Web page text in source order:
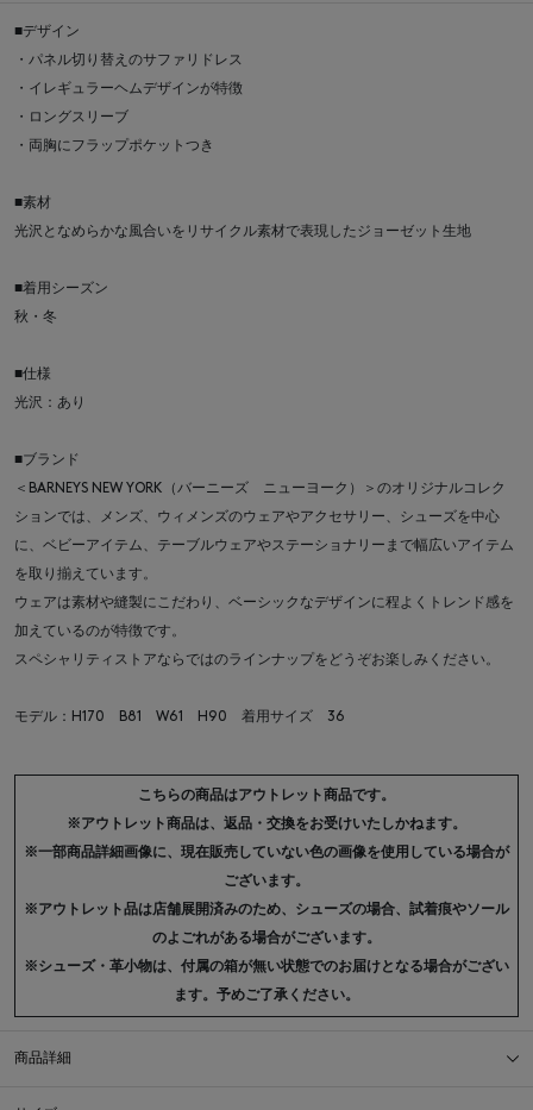
■デザイン
・パネル切り替えのサファリドレス
・イレギュラーヘムデザインが特徴
・ロングスリーブ
・両胸にフラップポケットつき
■素材
光沢となめらかな風合いをリサイクル素材で表現したジョーゼット生地
■着用シーズン
秋・冬
■仕様
光沢：あり
■ブランド
＜BARNEYS NEW YORK（バーニーズ ニューヨーク）＞のオリジナルコレク
ションでは、メンズ、ウィメンズのウェアやアクセサリー、シューズを中心
に、ベビーアイテム、テーブルウェアやステーショナリーまで幅広いアイテム
を取り揃えています。
ウェアは素材や縫製にこだわり、ベーシックなデザインに程よくトレンド感を
加えているのが特徴です。
スペシャリティストアならではのラインナップをどうぞお楽しみください。
モデル：H170 B81 W61 H90 着用サイズ 36
こちらの商品はアウトレット商品です。
※アウトレット商品は、返品・交換をお受けいたしかねます。
※一部商品詳細画像に、現在販売していない色の画像を使用している場合が
ございます。
※アウトレット品は店舗展開済みのため、シューズの場合、試着痕やソール
のよごれがある場合がございます。
※シューズ・革小物は、付属の箱が無い状態でのお届けとなる場合がござい
ます。予めご了承ください。
商品詳細